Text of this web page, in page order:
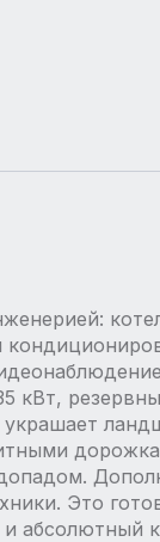
украшает
Это
и абсолютный